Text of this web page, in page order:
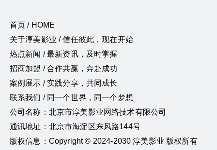
首页 / HOME
关于淳美影业 / 信任彼此，现在开始
热点新闻 / 最新资讯，及时掌握
招商加盟 / 合作共赢，奔赴成功
案例展示 / 实践分享，共同成长
联系我们 / 同一个世界，同一个梦想
公司名称：北京市淳美影业网络技术有限公司
通讯地址：北京市海淀区东风路144号
版权信息：Copyright © 2024-2030 淳美影业 版权所有